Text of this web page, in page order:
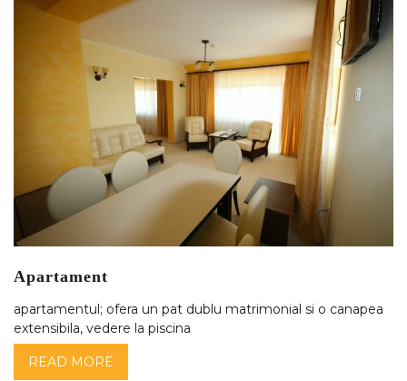
Apartament
apartamentul; ofera un pat dublu matrimonial si o canapea
extensibila, vedere la piscina
READ MORE